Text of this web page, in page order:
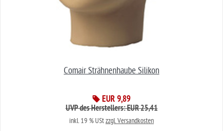
Comair Strähnenhaube Silikon
EUR 9,89
UVP des Herstellers: EUR 25,41
inkl. 19 % UStzzgl. Versandkosten